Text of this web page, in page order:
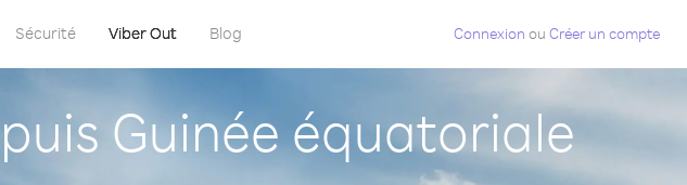
Sécurité Viber Out Blog Connexion ou Créer un compte
Guinée équatoriale